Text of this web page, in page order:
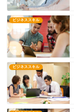
ビジネススキル
ビジネススキル